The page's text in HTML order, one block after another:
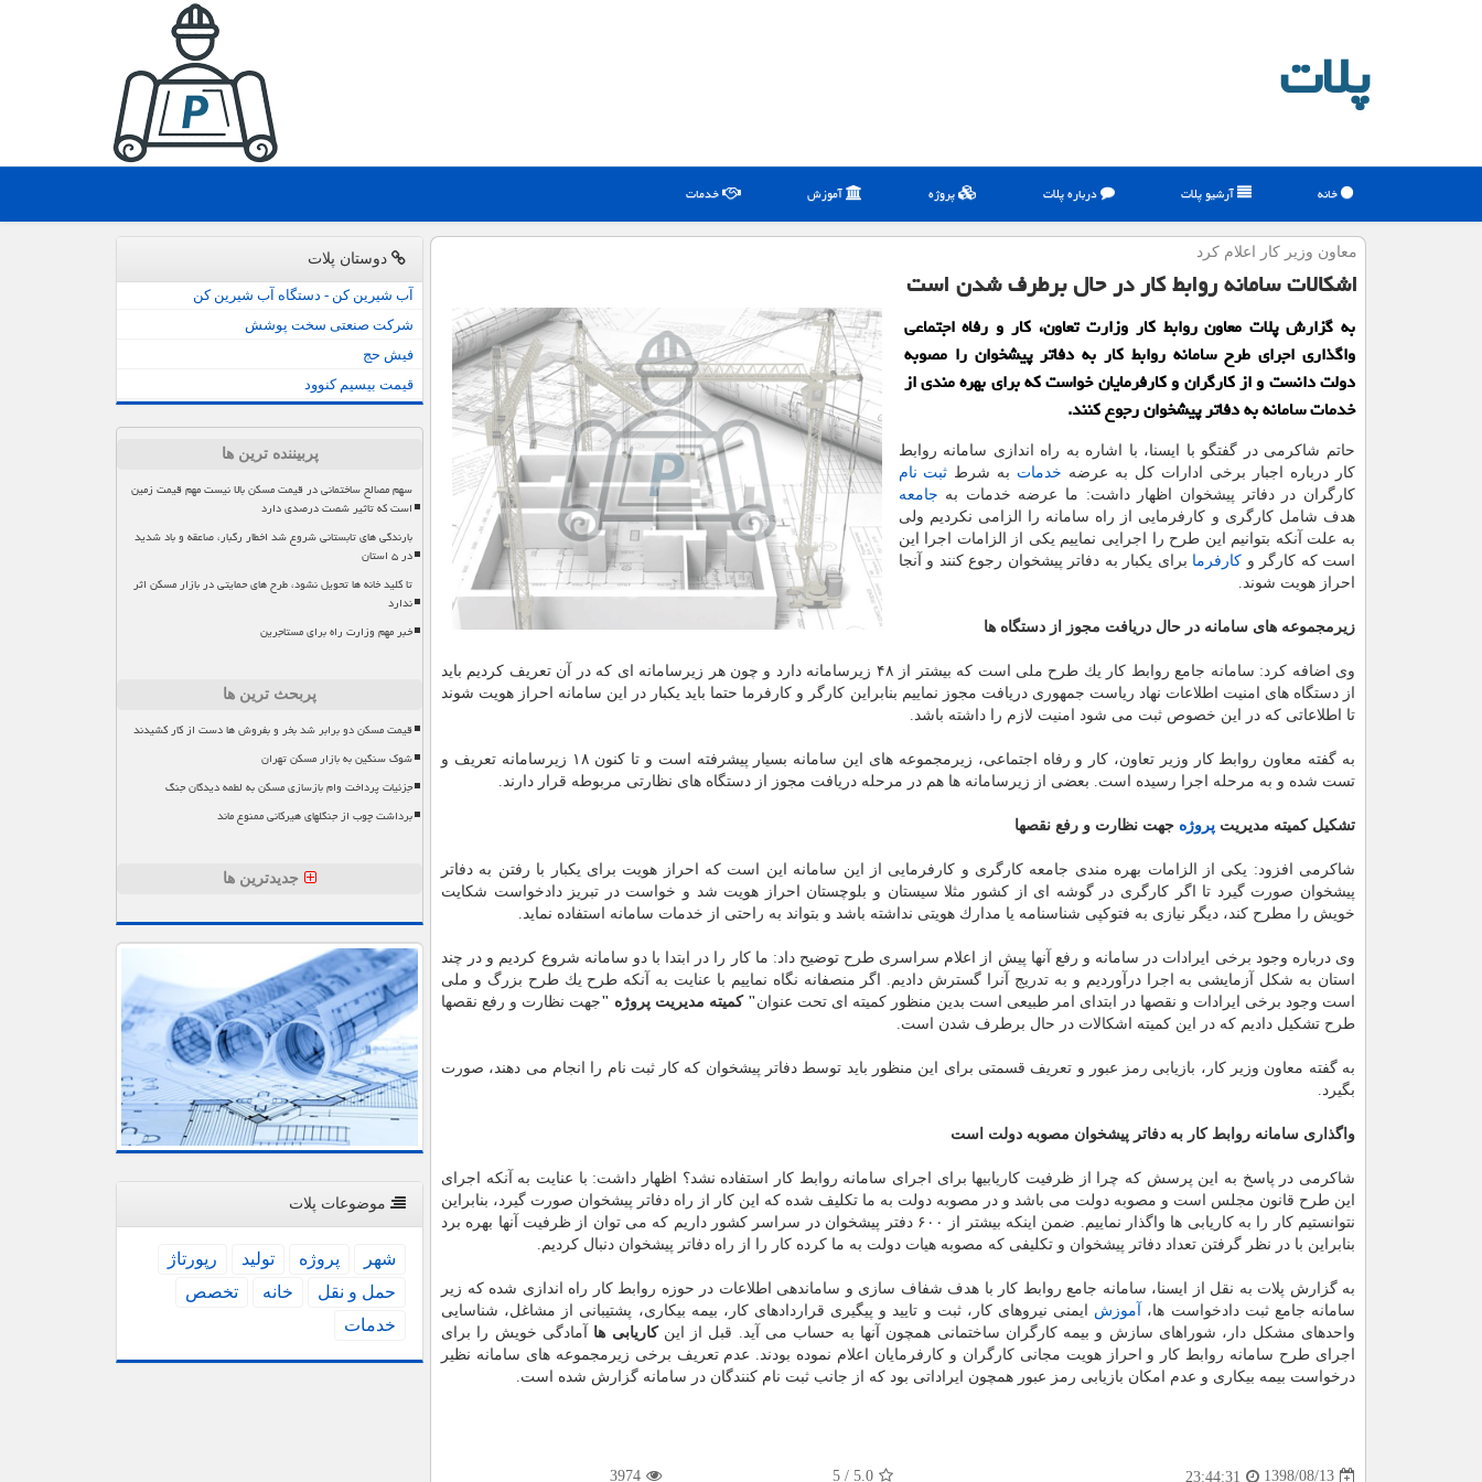
پلات
خانه آرشیو پلات درباره پلات پروژه آموزش خدمات
معاون وزیر كار اعلام كرد
اشكالات سامانه روابط كار در حال برطرف شدن است
به گزارش پلات معاون روابط كار وزارت تعاون، كار و رفاه اجتماعی
واگذاری اجرای طرح سامانه روابط كار به دفاتر پیشخوان را مصوبه
دولت دانست و از كارگران و كارفرمایان خواست كه برای بهره مندی از
خدمات سامانه به دفاتر پیشخوان رجوع كنند.
حاتم شاكرمی در گفتگو با ایسنا، با اشاره به راه اندازی سامانه روابط
كار درباره اجبار برخی ادارات كل به عرضه خدمات به شرط ثبت نام
كارگران در دفاتر پیشخوان اظهار داشت: ما عرضه خدمات به جامعه
هدف شامل كارگری و كارفرمایی از راه سامانه را الزامی نكردیم ولی
به علت آنكه بتوانیم این طرح را اجرایی نماییم یكی از الزامات اجرا این
است كه كارگر و كارفرما برای یكبار به دفاتر پیشخوان رجوع كنند و آنجا
احراز هویت شوند.
زیرمجموعه های سامانه در حال دریافت مجوز از دستگاه ها
وی اضافه كرد: سامانه جامع روابط كار یك طرح ملی است كه بیشتر از ۴۸ زیرسامانه دارد و چون هر زیرسامانه ای كه در آن تعریف كردیم باید
از دستگاه های امنیت اطلاعات نهاد ریاست جمهوری دریافت مجوز نماییم بنابراین كارگر و كارفرما حتما باید یكبار در این سامانه احراز هویت شوند
تا اطلاعاتی كه در این خصوص ثبت می شود امنیت لازم را داشته باشد.
به گفته معاون روابط كار وزیر تعاون، كار و رفاه اجتماعی، زیرمجموعه های این سامانه بسیار پیشرفته است و تا كنون ۱۸ زیرسامانه تعریف و
تست شده و به مرحله اجرا رسیده است. بعضی از زیرسامانه ها هم در مرحله دریافت مجوز از دستگاه های نظارتی مربوطه قرار دارند.
تشكیل كمیته مدیریت پروژه جهت نظارت و رفع نقصها
شاكرمی افزود: یكی از الزامات بهره مندی جامعه كارگری و كارفرمایی از این سامانه این است كه احراز هویت برای یكبار با رفتن به دفاتر
پیشخوان صورت گیرد تا اگر كارگری در گوشه ای از كشور مثلا سیستان و بلوچستان احراز هویت شد و خواست در تبریز دادخواست شكایت
خویش را مطرح كند، دیگر نیازی به فتوكپی شناسنامه یا مدارك هویتی نداشته باشد و بتواند به راحتی از خدمات سامانه استفاده نماید.
وی درباره وجود برخی ایرادات در سامانه و رفع آنها پیش از اعلام سراسری طرح توضیح داد: ما كار را در ابتدا با دو سامانه شروع كردیم و در چند
استان به شكل آزمایشی به اجرا درآوردیم و به تدریج آنرا گسترش دادیم. اگر منصفانه نگاه نماییم با عنایت به آنكه طرح یك طرح بزرگ و ملی
است وجود برخی ایرادات و نقصها در ابتدای امر طبیعی است بدین منظور كمیته ای تحت عنوان" كمیته مدیریت پروژه "جهت نظارت و رفع نقصها
طرح تشكیل دادیم كه در این كمیته اشكالات در حال برطرف شدن است.
به گفته معاون وزیر كار، بازیابی رمز عبور و تعریف قسمتی برای این منظور باید توسط دفاتر پیشخوان كه كار ثبت نام را انجام می دهند، صورت
بگیرد.
واگذاری سامانه روابط كار به دفاتر پیشخوان مصوبه دولت است
شاكرمی در پاسخ به این پرسش كه چرا از ظرفیت كاریابیها برای اجرای سامانه روابط كار استفاده نشد؟ اظهار داشت: با عنایت به آنكه اجرای
این طرح قانون مجلس است و مصوبه دولت می باشد و در مصوبه دولت به ما تكلیف شده كه این كار از راه دفاتر پیشخوان صورت گیرد، بنابراین
نتوانستیم كار را به كاریابی ها واگذار نماییم. ضمن اینكه بیشتر از ۶۰۰ دفتر پیشخوان در سراسر كشور داریم كه می توان از ظرفیت آنها بهره برد
بنابراین با در نظر گرفتن تعداد دفاتر پیشخوان و تكلیفی كه مصوبه هیات دولت به ما كرده كار را از راه دفاتر پیشخوان دنبال كردیم.
به گزارش پلات به نقل از ایسنا، سامانه جامع روابط كار با هدف شفاف سازی و ساماندهی اطلاعات در حوزه روابط كار راه اندازی شده كه زیر
سامانه جامع ثبت دادخواست ها،
آموزش ایمنی نیروهای كار، ثبت و تایید و پیگیری قراردادهای كار، بیمه بیكاری، پشتیبانی از مشاغل، شناسایی
واحدهای مشكل دار، شوراهای سازش و بیمه كارگران ساختمانی همچون آنها به حساب می آید. قبل از اینكاریابی ها
آمادگی خویش را برای
اجرای طرح سامانه روابط كار و احراز هویت مجانی كارگران و كارفرمایان اعلام نموده بودند. عدم تعریف برخی زیرمجموعه های سامانه نظیر
درخواست بیمه بیكاری و عدم امكان بازیابی رمز عبور همچون ایراداتی بود كه از جانب ثبت نام كنندگان در سامانه گزارش شده است.
1398/08/13
23:44:31
5.0
/
5
3974
دوستان پلات
آب شیرین کن - دستگاه آب شیرین کن
شرکت صنعتی سخت پوشش
فیش حج
قیمت بیسیم کنوود
پربیننده ترین ها
سهم مصالح ساختمانی در قیمت مسکن بالا نیست مهم قیمت زمین
است که تاثیر شصت درصدی دارد
بارندگی های تابستانی شروع شد اخطار رگبار، صاعقه و باد شدید
در ۵ استان
تا کلید خانه ها تحویل نشود، طرح های حمایتی در بازار مسکن اثر
ندارد
خبر مهم وزارت راه برای مستاجرین
پربحث ترین ها
قیمت مسکن دو برابر شد بخر و بفروش ها دست از کار کشیدند
شوک سنگین به بازار مسکن تهران
جزئیات پرداخت وام بازسازی مسکن به لطمه دیدگان جنگ
برداشت چوب از جنگلهای هیرکانی ممنوع ماند
جدیدترین ها
موضوعات پلات
شهر پروژه تولید
رپورتاژ
حمل و نقل
خانه
تخصص
خدمات